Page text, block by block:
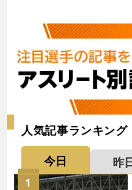
人気記事ランキング
今日 昨
1